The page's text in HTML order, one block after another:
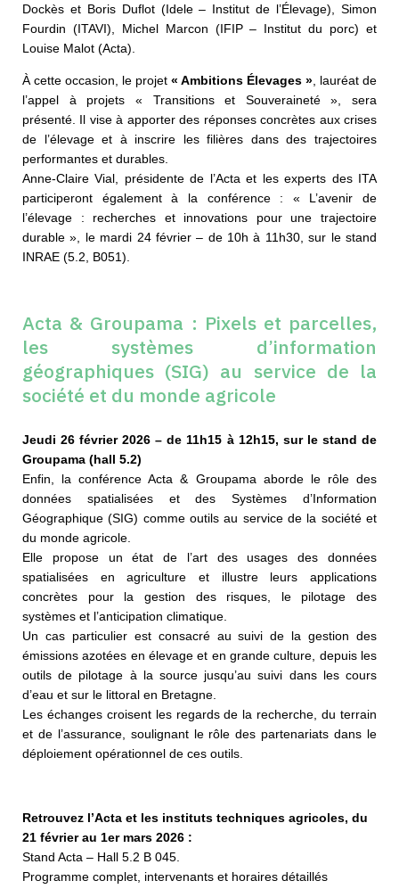
Dockès et Boris Duflot (Idele – Institut de l’Élevage), Simon
Fourdin (ITAVI), Michel Marcon (IFIP – Institut du porc) et
Louise Malot (Acta).
À cette occasion, le projet « Ambitions Élevages » , lauréat de
l’appel à projets « Transitions et Souveraineté », sera
présenté. Il vise à apporter des réponses concrètes aux crises
de l’élevage et à inscrire les filières dans des trajectoires
performantes et durables.
Anne-Claire Vial, présidente de l’Acta et les experts des ITA
participeront également à la conférence : « L’avenir de
l’élevage : recherches et innovations pour une trajectoire
durable », le mardi 24 février – de 10h à 11h30, sur le stand
INRAE (5.2, B051).
Acta & Groupama : Pixels et parcelles,
les systèmes d’information
géographiques (SIG) au service de la
société et du monde agricole
Jeudi 26 février 2026 – de 11h15 à 12h15, sur le stand de
Groupama (hall 5.2)
Enfin, la conférence Acta & Groupama aborde le rôle des
données spatialisées et des Systèmes d’Information
Géographique (SIG) comme outils au service de la société et
du monde agricole.
Elle propose un état de l’art des usages des données
spatialisées en agriculture et illustre leurs applications
concrètes pour la gestion des risques, le pilotage des
systèmes et l’anticipation climatique.
Un cas particulier est consacré au suivi de la gestion des
émissions azotées en élevage et en grande culture, depuis les
outils de pilotage à la source jusqu’au suivi dans les cours
d’eau et sur le littoral en Bretagne.
Les échanges croisent les regards de la recherche, du terrain
et de l’assurance, soulignant le rôle des partenariats dans le
déploiement opérationnel de ces outils.
Retrouvez l’Acta et les instituts techniques agricoles, du
21 février au 1er mars 2026 :
Stand Acta – Hall 5.2 B 045.
Programme complet, intervenants et horaires détaillés